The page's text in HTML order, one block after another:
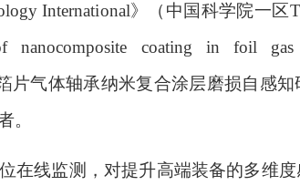
International》 （中国科学院一区
nanocomposite coating in foil
片气体轴承纳米复合涂层磨损自感知
。
在线监测，对提升高端装备的多维